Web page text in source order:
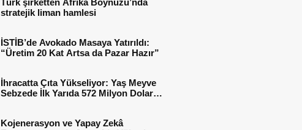
Türk şirketten Afrika Boynuzu’nda
stratejik liman hamlesi
İSTİB’de Avokado Masaya Yatırıldı:
“Üretim 20 Kat Artsa da Pazar Hazır”
İhracatta Çıta Yükseliyor: Yaş Meyve
Sebzede İlk Yarıda 572 Milyon Dolar
Kojenerasyon ve Yapay Zekâ